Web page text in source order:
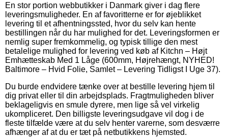
En stor portion webbutikker i Danmark giver i dag flere
leveringsmuligheder. En af favoritterne er for øjeblikket
levering til et afhentningssted, hvor du selv kan hente
bestillingen når du har mulighed for det. Leveringsformen er
nemlig super fremkommelig, og typisk tillige den mest
betalelige mulighed for levering ved køb af Kitchn – Højt
Emhætteskab Med 1 Låge (600mm, Højrehængt, NYHED!
Baltimore – Hvid Folie, Samlet – Levering Tidligst I Uge 37).
Du burde endvidere tænke over at bestille levering hjem til
dig privat eller til din arbejdsplads. Fragtmuligheden bliver
beklageligvis en smule dyrere, men lige så vel virkelig
ukompliceret. Den billigste leveringsudgave vil dog i de
fleste tilfælde være at du selv henter varerne, som desværre
afhænger af at du er tæt på netbutikkens hjemsted.